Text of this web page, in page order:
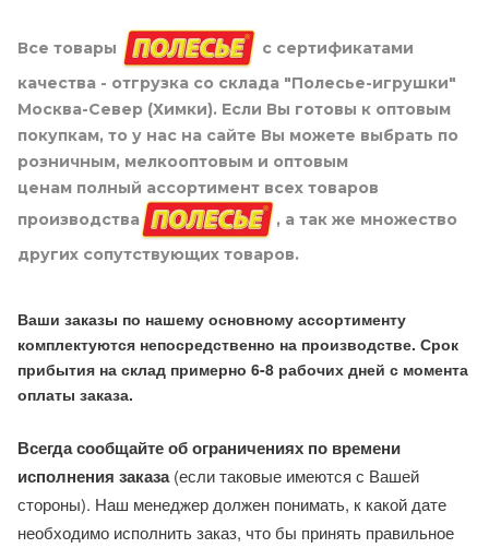
Все товары
с сертификатами
качества - отгрузка со склада "Полесье-игрушки"
Москва-Север (Химки). Если Вы готовы к оптовым
покупкам, то у нас на сайте Вы можете выбрать по
розничным, мелкооптовым и оптовым
ценам полный ассортимент всех товаров
производства
, а так же множество
других сопутствующих товаров.
Ваши заказы по нашему основному ассортименту
комплектуются непосредственно на производстве. Срок
прибытия на склад примерно 6-8 рабочих дней с момента
оплаты заказа.
Всегда сообщайте об ограничениях по времени
исполнения заказа(если таковые имеются с Вашей
стороны). Наш менеджер должен понимать, к какой дате
необходимо исполнить заказ, что бы принять правильное